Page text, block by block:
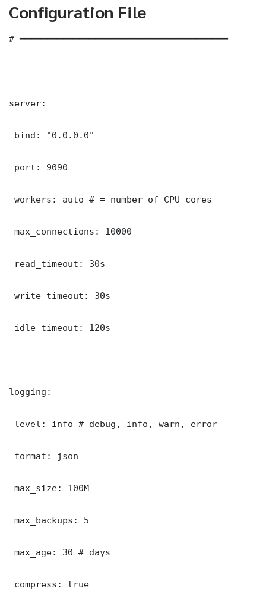
Configuration File
# ═══════════════════════════════════════
server:
bind: "0.0.0.0"
port: 9090
workers: auto # = number of CPU cores
max_connections: 10000
read_timeout: 30s
write_timeout: 30s
idle_timeout: 120s
logging:
level: info # debug, info, warn, error
format: json
max_size: 100M
max_backups: 5
max_age: 30 # days
compress: true